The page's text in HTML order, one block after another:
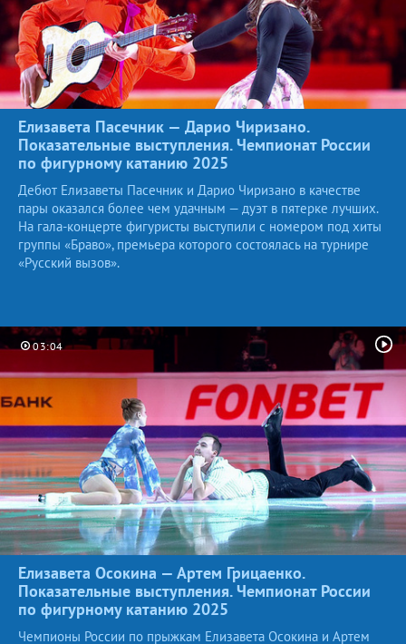
Елизавета Пасечник — Дарио Чиризано.
Показательные выступления. Чемпионат России
по фигурному катанию 2025
Дебют Елизаветы Пасечник и Дарио Чиризано в качестве
пары оказался более чем удачным — дуэт в пятерке лучших.
На гала-концерте фигуристы выступили с номером под хиты
группы «Браво», премьера которого состоялась на турнире
«Русский вызов».
03:04
Елизавета Осокина — Артем Грицаенко.
Показательные выступления. Чемпионат России
по фигурному катанию 2025
Чемпионы России по прыжкам Елизавета Осокина и Артем